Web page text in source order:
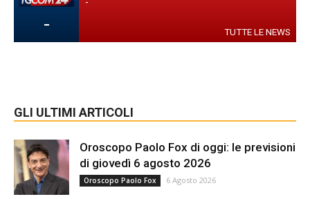
-
-
TUTTE LE NEWS
GLI ULTIMI ARTICOLI
Oroscopo Paolo Fox di oggi: le previsioni
di giovedì 6 agosto 2026
Oroscopo Paolo Fox 6 Agosto 2026